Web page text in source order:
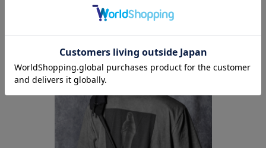
ミニマルで機能的、それでいてファッション性を感じさせる